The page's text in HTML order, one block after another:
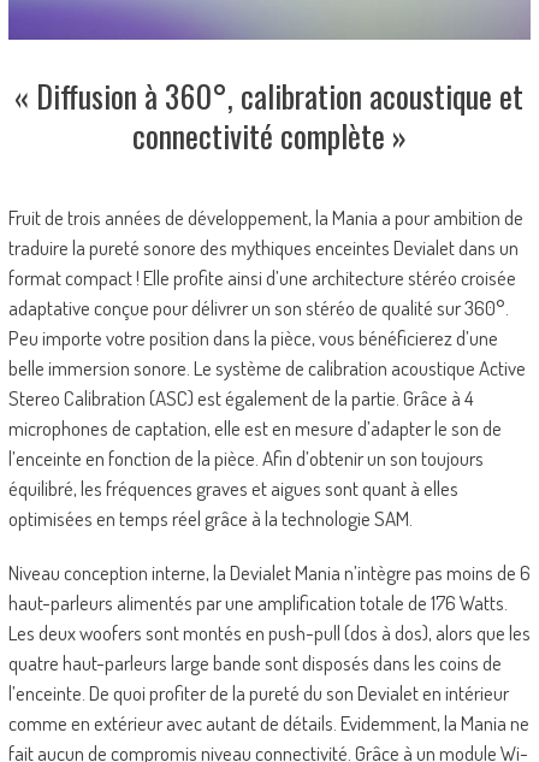
« Diffusion à 360°, calibration acoustique et
connectivité complète »
Fruit de trois années de développement, la Mania a pour ambition de
traduire la pureté sonore des mythiques enceintes Devialet dans un
format compact ! Elle profite ainsi d’une architecture stéréo croisée
adaptative conçue pour délivrer un son stéréo de qualité sur 360°.
Peu importe votre position dans la pièce, vous bénéficierez d’une
belle immersion sonore. Le système de calibration acoustique Active
Stereo Calibration (ASC) est également de la partie. Grâce à 4
microphones de captation, elle est en mesure d’adapter le son de
l’enceinte en fonction de la pièce. Afin d’obtenir un son toujours
équilibré, les fréquences graves et aigues sont quant à elles
optimisées en temps réel grâce à la technologie SAM.
Niveau conception interne, la Devialet Mania n’intègre pas moins de 6
haut-parleurs alimentés par une amplification totale de 176 Watts.
Les deux woofers sont montés en push-pull (dos à dos), alors que les
quatre haut-parleurs large bande sont disposés dans les coins de
l’enceinte. De quoi profiter de la pureté du son Devialet en intérieur
comme en extérieur avec autant de détails. Evidemment, la Mania ne
fait aucun de compromis niveau connectivité. Grâce à un module Wi-